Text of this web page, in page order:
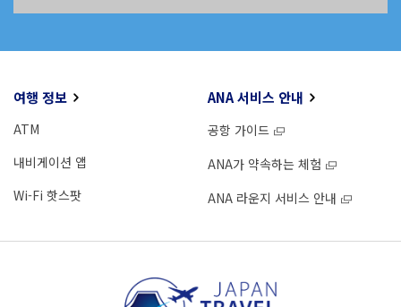
여행 정보
ATM
내비게이션 앱
Wi-Fi 핫스팟
ANA 서비스 안내
공항 가이드
ANA가 약속하는 체험
ANA 라운지 서비스 안내